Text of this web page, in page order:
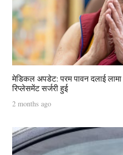
मेडिकल अपडेट: परम पावन दलाई
रिप्लेसमेंट सर्जरी हुई
2 months ago